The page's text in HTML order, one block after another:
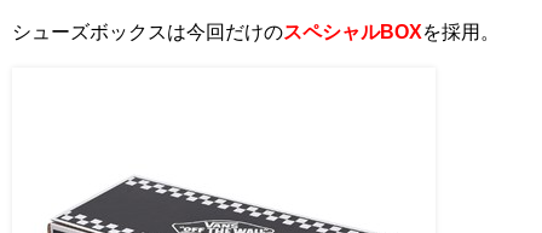
シューズボックスは今回だけのスペシャルBOXを採用。